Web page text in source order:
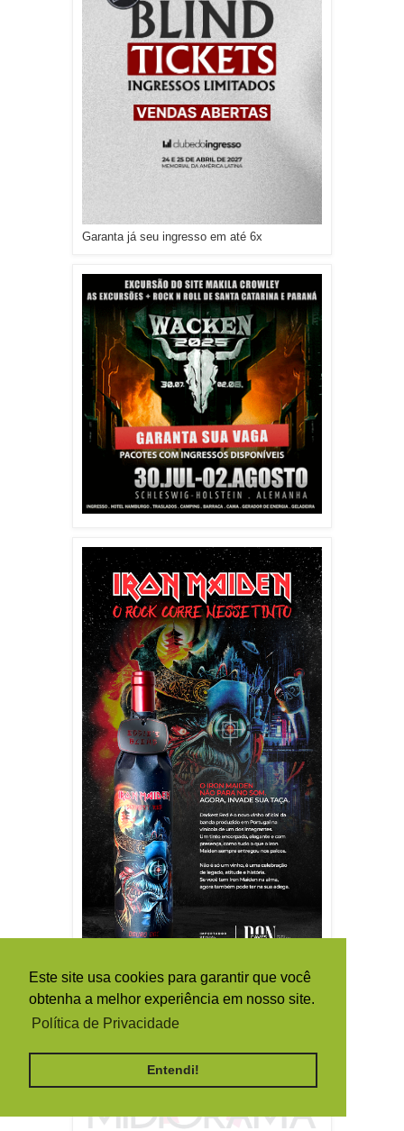
Este site usa cookies para garantir que você
obtenha a melhor experiência em nosso site.
Política de Privacidade
Entendi!
Garanta já seu ingresso em até 6x